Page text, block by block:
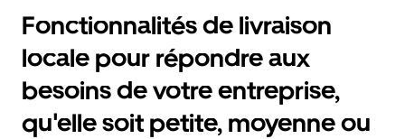
Fonctionnalités de livraison
locale pour répondre aux
besoins de votre entreprise,
qu'elle soit petite, moyenne ou